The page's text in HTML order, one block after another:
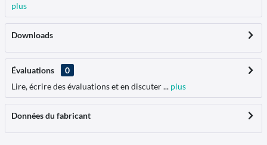
plus
Downloads
Évaluations
0
Lire, écrire des évaluations et en discuter ... plus
Données du fabricant